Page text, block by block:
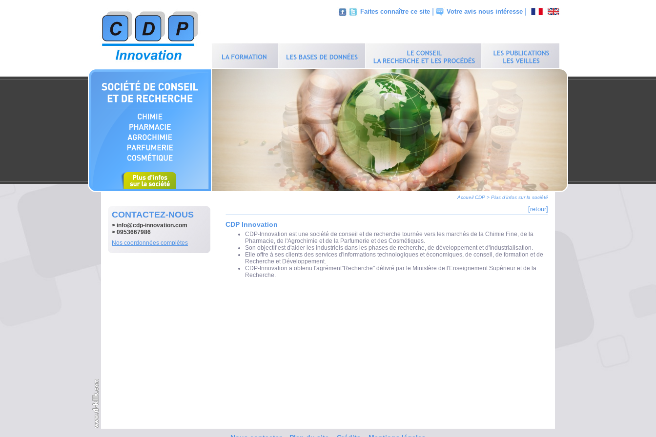
Faites connaître ce site Votre avis nous intéresse
Accueil CDP > Plus d'infos sur la société
CONTACTEZ-NOUS
> info@cdp-innovation.com
> 0953667986
Nos coordonnées complètes
[retour]
CDP Innovation
CDP-Innovation est une société de conseil et de recherche tournée vers les marchés de la Chimie Fine, de la
Pharmacie, de l'Agrochimie et de la Parfumerie et des Cosmétiques.
Son objectif est d'aider les industriels dans les phases de recherche, de développement et d'industrialisation.
Elle offre à ses clients des services d'informations technologiques et économiques, de conseil, de formation et de
Recherche et Développement.
CDP-Innovation a obtenu l'agrément"Recherche" délivré par le Ministère de l'Enseignement Supérieur et de la
Recherche.